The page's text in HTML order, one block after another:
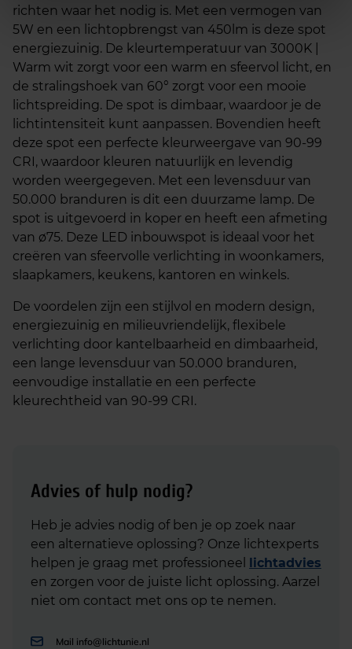
richten waar het nodig is. Met een vermogen van
5W en een lichtopbrengst van 450lm is deze spot
energiezuinig. De kleurtemperatuur van 3000K |
Warm wit zorgt voor een warm en sfeervol licht, en
de stralingshoek van 60° zorgt voor een mooie
lichtspreiding. De spot is dimbaar, waardoor je de
lichtintensiteit kunt aanpassen. Bovendien heeft
deze spot een perfecte kleurweergave van 90-99
CRI, waardoor kleuren natuurlijk en levendig
worden weergegeven. Met een levensduur van
50.000 branduren is dit een duurzame lamp. De
spot is uitgevoerd in koper en heeft een afmeting
van ø75. Deze LED inbouwspot is ideaal voor het
creëren van sfeervolle verlichting in woonkamers,
slaapkamers, keukens, kantoren en winkels.
De voordelen zijn een stijlvol en modern design,
energiezuinig en milieuvriendelijk, flexibele
verlichting door kantelbaarheid en dimbaarheid,
een lange levensduur van 50.000 branduren,
eenvoudige installatie en een perfecte
kleurechtheid van 90-99 CRI.
Advies of hulp nodig?
Heb je advies nodig of ben je op zoek naar
een alternatieve oplossing? Onze lichtexperts
helpen je graag met professioneel lichtadvies
en zorgen voor de juiste licht oplossing. Aarzel
niet om contact met ons op te nemen.
Mail info@lichtunie.nl